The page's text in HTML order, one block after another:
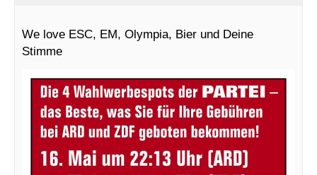
We love ESC, EM, Olympia, Bier und Deine
Stimme